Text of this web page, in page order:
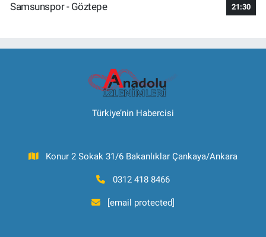
Samsunspor - Göztepe
21:30
Türkiye’nin Habercisi
Konur 2 Sokak 31/6 Bakanlıklar Çankaya/Ankara
0312 418 8466
[email protected]